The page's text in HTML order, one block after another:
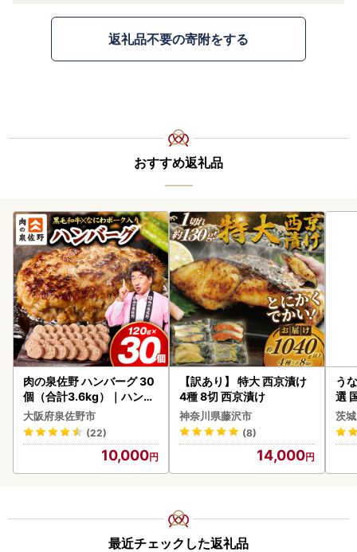
返礼品不要の寄附をする
おすすめ返礼品
肉の泉佐野 ハンバーグ 30
個（合計3.6kg）｜ハンバ
ーグ 訳あり 黒毛和牛×なに
わポーク
大阪府泉佐野市
(22)
10,000
【訳あり】 特大 西京漬け
4種 8切 西京漬け
神奈川県藤沢市
(8)
14,000
う
選
付
あ
人
茨
最近チェックした返礼品